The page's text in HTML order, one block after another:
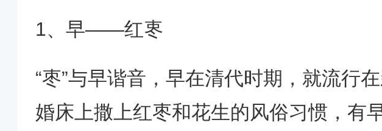
1、早——红栆
“枣”与早谐音，早在清代时期，就流行
婚床上撒上红枣和花生的风俗习惯，有